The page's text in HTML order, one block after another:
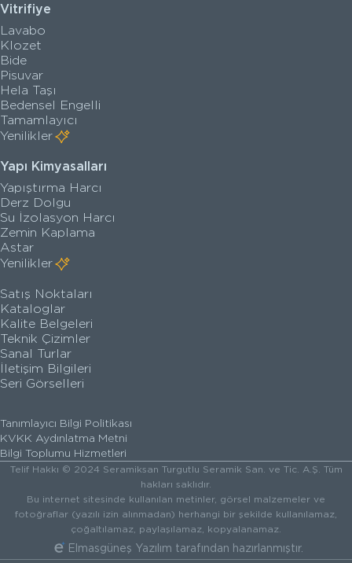
Vitrifiye
Lavabo
Klozet
Bide
Pisuvar
Hela Taşı
Bedensel Engelli
Tamamlayıcı
Yenilikler
Yapı Kimyasalları
Yapıştırma Harcı
Derz Dolgu
Su İzolasyon Harcı
Zemin Kaplama
Astar
Yenilikler
Satış Noktaları
Kataloglar
Kalite Belgeleri
Teknik Çizimler
Sanal Turlar
İletişim Bilgileri
Seri Görselleri
Tanımlayıcı Bilgi Politikası
KVKK Aydınlatma Metni
Bilgi Toplumu Hizmetleri
Telif Hakkı © 2024 Seramiksan Turgutlu Seramik San. ve Tic. A.Ş. Tüm
hakları saklıdır.
Bu internet sitesinde kullanılan metinler, görsel malzemeler ve
fotoğraflar (yazılı izin alınmadan) herhangi bir şekilde kullanılamaz,
çoğaltılamaz, paylaşılamaz, kopyalanamaz.
Elmasgüneş Yazılım tarafından hazırlanmıştır.